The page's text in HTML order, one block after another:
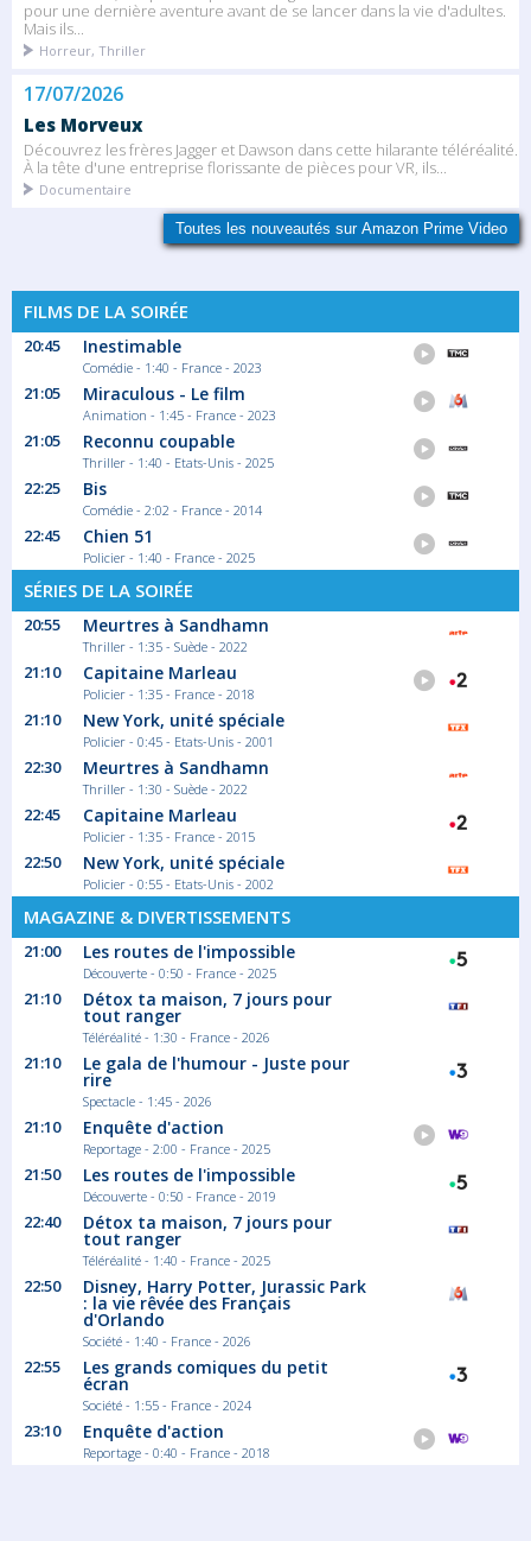
pour une dernière aventure avant de se lancer dans la vie d'adultes.
Mais ils...
Horreur, Thriller
17/07/2026
Les Morveux
Découvrez les frères Jagger et Dawson dans cette hilarante téléréalité.
À la tête d'une entreprise florissante de pièces pour VR, ils...
Documentaire
Toutes les nouveautés sur Amazon Prime Video
FILMS DE LA SOIRÉE
20:45 Inestimable
Comédie - 1:40 - France - 2023
21:05 Miraculous - Le film
Animation - 1:45 - France - 2023
21:05 Reconnu coupable
Thriller - 1:40 - Etats-Unis - 2025
22:25 Bis
Comédie - 2:02 - France - 2014
22:45 Chien 51
Policier - 1:40 - France - 2025
SÉRIES DE LA SOIRÉE
20:55 Meurtres à Sandhamn
Thriller - 1:35 - Suède - 2022
21:10 Capitaine Marleau
Policier - 1:35 - France - 2018
21:10 New York, unité spéciale
Policier - 0:45 - Etats-Unis - 2001
22:30 Meurtres à Sandhamn
Thriller - 1:30 - Suède - 2022
22:45 Capitaine Marleau
Policier - 1:35 - France - 2015
22:50 New York, unité spéciale
Policier - 0:55 - Etats-Unis - 2002
MAGAZINE & DIVERTISSEMENTS
21:00 Les routes de l'impossible
Découverte - 0:50 - France - 2025
21:10 Détox ta maison, 7 jours pour
tout ranger
Téléréalité - 1:30 - France - 2026
21:10 Le gala de l'humour - Juste pour
rire
Spectacle - 1:45 - 2026
21:10 Enquête d'action
Reportage - 2:00 - France - 2025
21:50 Les routes de l'impossible
Découverte - 0:50 - France - 2019
22:40 Détox ta maison, 7 jours pour
tout ranger
Téléréalité - 1:40 - France - 2025
22:50 Disney, Harry Potter, Jurassic Park
: la vie rêvée des Français
d'Orlando
Société - 1:40 - France - 2026
22:55 Les grands comiques du petit
écran
Société - 1:55 - France - 2024
23:10 Enquête d'action
Reportage - 0:40 - France - 2018